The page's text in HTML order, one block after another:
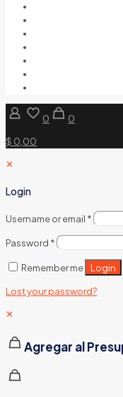
0
0
$ 0,00
✕
Login
Username or email *
Password *
Remember me Login
Lost your password?
✕
Agregar al